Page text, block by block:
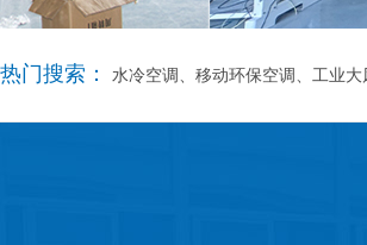
热门搜索： 水冷空调、移动环保空调、工业